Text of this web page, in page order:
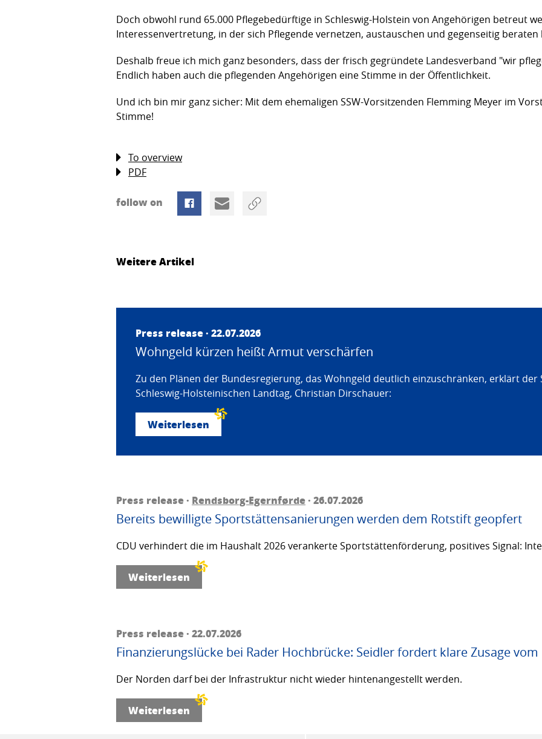
Doch obwohl rund 65.000 Pflegebedürftige in Schleswig-Holstein von Angehörigen betreut
Interessenvertretung, in der sich Pflegende vernetzen, austauschen und gegenseitig beraten
Deshalb freue ich mich ganz besonders, dass der frisch gegründete Landesverband "wir
Endlich haben auch die pflegenden Angehörigen eine Stimme in der Öffentlichkeit.
Und ich bin mir ganz sicher: Mit dem ehemaligen SSW-Vorsitzenden Flemming Meyer im
Stimme!
To overview
PDF
follow on
Weitere Artikel
Press release · 22.07.2026
Wohngeld kürzen heißt Armut verschärfen
Zu den Plänen der Bundesregierung, das Wohngeld deutlich einzuschränken, erklärt der
Schleswig-Holsteinischen Landtag, Christian Dirschauer:
Weiterlesen
Press release · Rendsborg-Egernførde· 26.07.2026
Bereits bewilligte Sportstättensanierungen werden dem Rotstift geopfert
CDU verhindert die im Haushalt 2026 verankerte Sportstättenförderung, positives Signal:
Weiterlesen
Press release · 22.07.2026
Finanzierungslücke bei Rader Hochbrücke: Seidler fordert klare Zusage vom
Der Norden darf bei der Infrastruktur nicht wieder hintenangestellt werden.
Weiterlesen